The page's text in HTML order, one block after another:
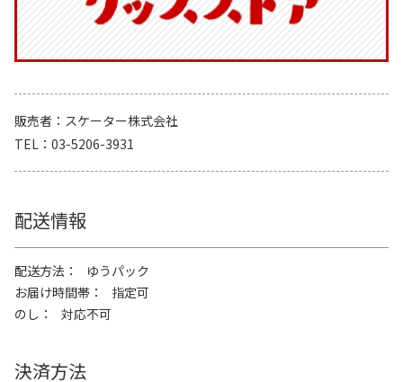
販売者
スケーター株式会社
TEL
03-5206-3931
配送情報
配送方法
ゆうパック
お届け時間帯
指定可
のし
対応不可
決済方法